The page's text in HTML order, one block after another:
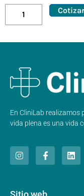
En CliniLab realizamos
vida plena es una vida